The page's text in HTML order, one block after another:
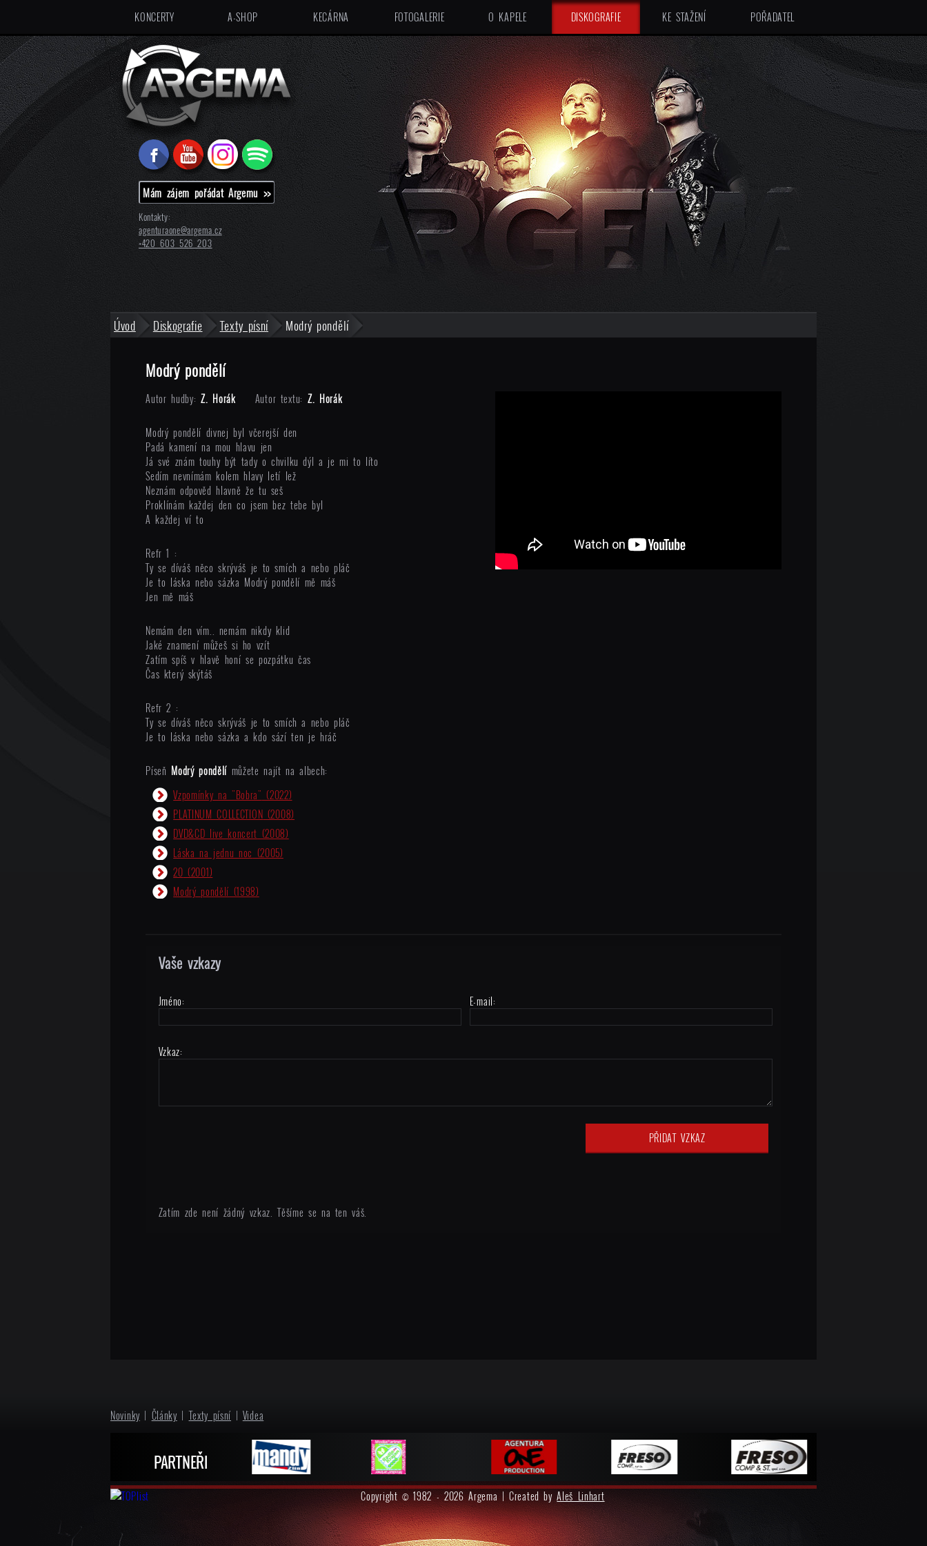
KONCERTY A-SHOP KECÁRNA FOTOGALERIE O KAPELE DISKOGRAFIE KE STAŽENÍ POŘADATEL
Mám zájem pořádat Argemu >>
Kontakty:
agenturaone@argema.cz
+420 603 526 203
Úvod Diskografie Texty písní Modrý pondělí
Modrý pondělí
Autor hudby: Z. Horák Autor textu: Z. Horák
Modrý pondělí divnej byl včerejší den
Padá kamení na mou hlavu jen
Já své znám touhy být tady o chvilku dýl a je mi to líto
Sedím nevnímám kolem hlavy letí lež
Neznám odpověd hlavně že tu seš
Proklínám každej den co jsem bez tebe byl
A každej ví to
Refr 1 :
Ty se díváš něco skrýváš je to smích a nebo pláč
Je to láska nebo sázka Modrý pondělí mě máš
Jen mě máš
Nemám den vím.. nemám nikdy klid
Jaké znamení můžeš si ho vzít
Zatím spíš v hlavě honí se pozpátku čas
Čas který skýtáš
Refr 2 :
Ty se díváš něco skrýváš je to smích a nebo pláč
Je to láska nebo sázka a kdo sází ten je hráč
Píseň Modrý pondělí můžete najít na albech:
Vzpomínky na "Bobra" (2022)
PLATINUM COLLECTION (2008)
DVD&CD live koncert (2008)
Láska na jednu noc (2005)
20 (2001)
Modrý pondělí (1998)
Vaše vzkazy
Jméno: E-mail:
Vzkaz:
Zatím zde není žádný vzkaz. Těšíme se na ten váš.
Novinky | Články |Texty písní | Videa
PARTNEŘI
Copyright © 1982 - 2026 Argema | Created byAleš Linhart